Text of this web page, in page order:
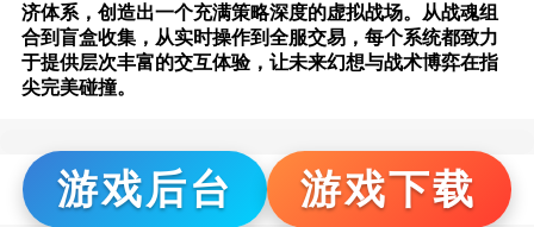
济体系，创造出一个充满策略深度的虚拟战场。从战魂组
合到盲盒收集，从实时操作到全服交易，每个系统都致力
于提供层次丰富的交互体验，让未来幻想与战术博弈在指
尖完美碰撞。
游戏后台 游戏下载